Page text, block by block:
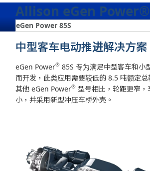
Allison eGen
中型客车电动推进解决方案
eGen Power® 85S 专为满足中型客车和小
而开发，此类应用需要较低的 8.5 吨额定总
其他 eGen Power® 型号相比，轮距更窄
小，并采用新型冲压车桥外壳。